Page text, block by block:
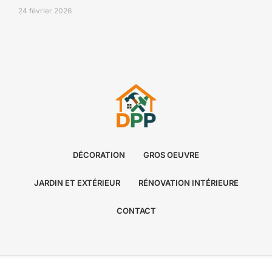
24 février 2026
DÉCORATION GROS OEUVRE
JARDIN ET EXTÉRIEUR RÉNOVATION INTÉRIEURE
CONTACT